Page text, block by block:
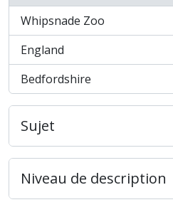
Whipsnade Zoo
, 1 résultats
England
, 1 résultats
Bedfordshire
, 1 résultats
Sujet
Niveau de description